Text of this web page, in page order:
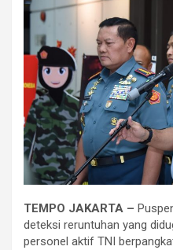
TEMPO JAKARTA –
deteksi reruntuhan yang
personel aktif TNI